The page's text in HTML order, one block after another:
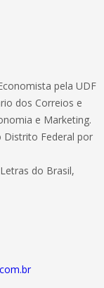
pela UDF
dos Correios e
e Marketing.
Distrito Federal por
do Brasil,